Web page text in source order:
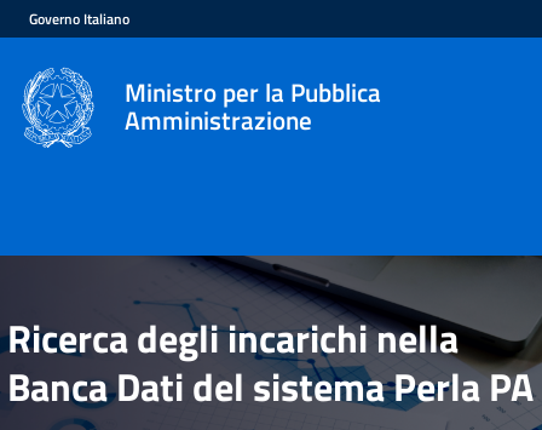
Governo Italiano
Ministro per la Pubblica
Amministrazione
Ricerca degli incarichi nella
Banca Dati del sistema Perla PA